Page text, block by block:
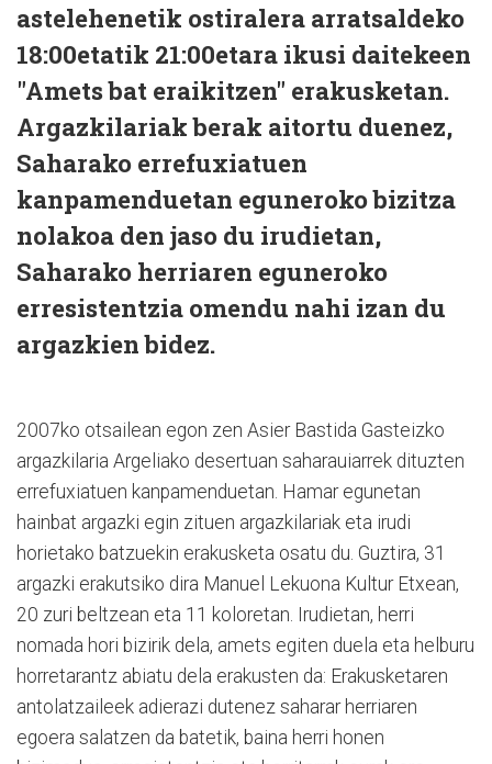
astelehenetik ostiralera arratsaldeko
18:00etatik 21:00etara ikusi daitekeen
"Amets bat eraikitzen" erakusketan.
Argazkilariak berak aitortu duenez,
Saharako errefuxiatuen
kanpamenduetan eguneroko bizitza
nolakoa den jaso du irudietan,
Saharako herriaren eguneroko
erresistentzia omendu nahi izan du
argazkien bidez.
2007ko otsailean egon zen Asier Bastida Gasteizko
argazkilaria Argeliako desertuan saharauiarrek dituzten
errefuxiatuen kanpamenduetan. Hamar egunetan
hainbat argazki egin zituen argazkilariak eta irudi
horietako batzuekin erakusketa osatu du. Guztira, 31
argazki erakutsiko dira Manuel Lekuona Kultur Etxean,
20 zuri beltzean eta 11 koloretan. Irudietan, herri
nomada hori bizirik dela, amets egiten duela eta helburu
horretarantz abiatu dela erakusten da: Erakusketaren
antolatzaileek adierazi dutenez saharar herriaren
egoera salatzen da batetik, baina herri honen